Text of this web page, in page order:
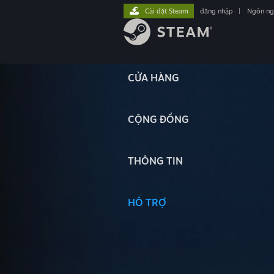
CỬA HÀNG
CỘNG ĐỒNG
THÔNG TIN
HỖ TRỢ
Cài đặt Steam đăng nhập Ngôn